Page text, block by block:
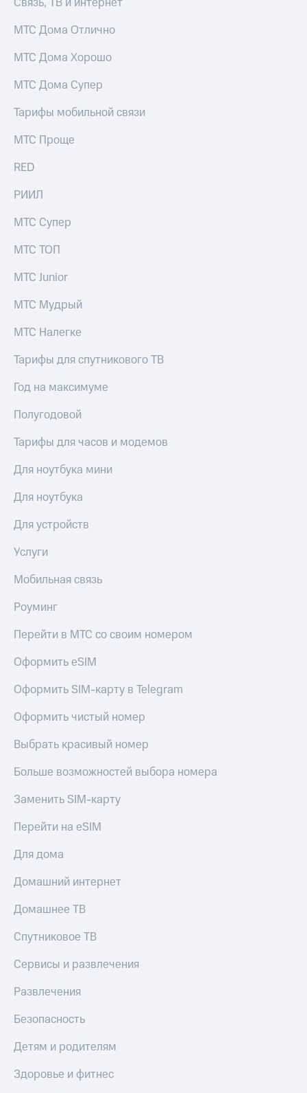
МТС Дома Отлично
МТС Дома Хорошо
МТС Дома Супер
Тарифы мобильной связи
МТС Проще
RED
РИИЛ
МТС Супер
МТС ТОП
МТС Junior
МТС Мудрый
МТС Налегке
Тарифы для спутникового ТВ
Год на максимуме
Полугодовой
Тарифы для часов и модемов
Для ноутбука мини
Для ноутбука
Для устройств
Услуги
Мобильная связь
Роуминг
Перейти в МТС со своим номером
Оформить eSIM
Оформить SIM-карту в Telegram
Оформить чистый номер
Выбрать красивый номер
Больше возможностей выбора номера
Заменить SIM-карту
Перейти на eSIM
Для дома
Домашний интернет
Домашнее ТВ
Спутниковое ТВ
Сервисы и развлечения
Развлечения
Безопасность
Детям и родителям
Здоровье и фитнес